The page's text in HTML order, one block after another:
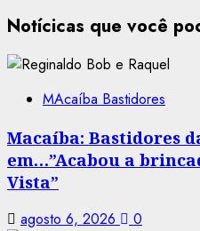
Notícicas que você
MAcaíba Bastidores
Macaíba: Bastidores
em…”Acabou a
Vista”
agosto 6, 2026 0